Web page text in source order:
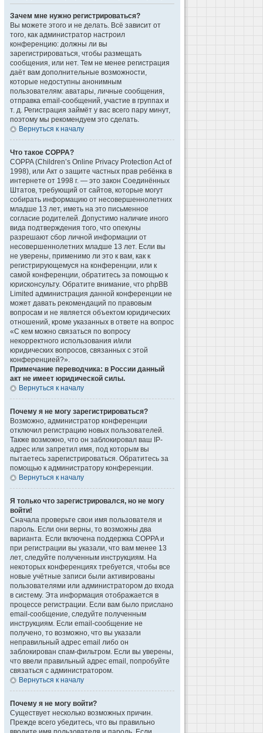
Зачем мне нужно регистрироваться?
Вы можете этого и не делать. Всё зависит от
того, как администратор настроил
конференцию: должны ли вы
зарегистрироваться, чтобы размещать
сообщения, или нет. Тем не менее регистрация
даёт вам дополнительные возможности,
которые недоступны анонимным
пользователям: аватары, личные сообщения,
отправка email-сообщений, участие в группах и
т. д. Регистрация займёт у вас всего пару минут,
поэтому мы рекомендуем это сделать.
Вернуться к началу
Что такое COPPA?
COPPA (Children’s Online Privacy Protection Act of
1998), или Акт о защите частных прав ребёнка в
интернете от 1998 г. — это закон Соединённых
Штатов, требующий от сайтов, которые могут
собирать информацию от несовершеннолетних
младше 13 лет, иметь на это письменное
согласие родителей. Допустимо наличие иного
вида подтверждения того, что опекуны
разрешают сбор личной информации от
несовершеннолетних младше 13 лет. Если вы
не уверены, применимо ли это к вам, как к
регистрирующемуся на конференции, или к
самой конференции, обратитесь за помощью к
юрисконсульту. Обратите внимание, что phpBB
Limited администрация данной конференции не
может давать рекомендаций по правовым
вопросам и не является объектом юридических
отношений, кроме указанных в ответе на вопрос
«С кем можно связаться по вопросу
некорректного использования и/или
юридических вопросов, связанных с этой
конференцией?».
Примечание переводчика: в России данный
акт не имеет юридической силы.
Вернуться к началу
Почему я не могу зарегистрироваться?
Возможно, администратор конференции
отключил регистрацию новых пользователей.
Также возможно, что он заблокировал ваш IP-
адрес или запретил имя, под которым вы
пытаетесь зарегистрироваться. Обратитесь за
помощью к администратору конференции.
Вернуться к началу
Я только что зарегистрировался, но не могу
войти!
Сначала проверьте свои имя пользователя и
пароль. Если они верны, то возможны два
варианта. Если включена поддержка COPPA и
при регистрации вы указали, что вам менее 13
лет, следуйте полученным инструкциям. На
некоторых конференциях требуется, чтобы все
новые учётные записи были активированы
пользователями или администратором до входа
в систему. Эта информация отображается в
процессе регистрации. Если вам было прислано
email-сообщение, следуйте полученным
инструкциям. Если email-сообщение не
получено, то возможно, что вы указали
неправильный адрес email либо он
заблокирован спам-фильтром. Если вы уверены,
что ввели правильный адрес email, попробуйте
связаться с администратором.
Вернуться к началу
Почему я не могу войти?
Существует несколько возможных причин.
Прежде всего убедитесь, что вы правильно